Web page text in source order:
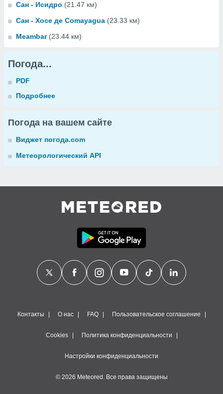
Сан - Исидро (21.47 км)
Сан - Хосе де Comayagua (23.33 км)
Meambar (23.44 км)
Погода...
PDF
Подробнее
Погода на вашем сайте
Виджет погода.com
Метеорологический API
Контакты О нас FAQ Пользовательское соглашение
Cookies Политика конфиденциальности
Настройки конфиденциальности
© 2026 Meteored. Все права защищены